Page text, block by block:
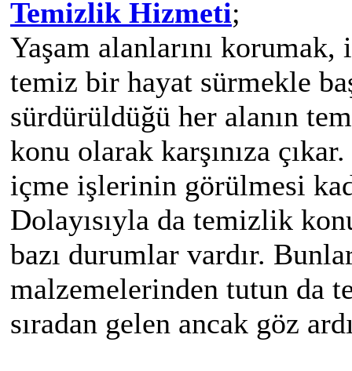
Temizlik Hizmeti;
Yaşam alanlarını
temiz bir hayat sürmekle
sürdürüldüğü her alanın
konu olarak karşınıza
içme işlerinin görülmesi
Dolayısıyla da temizlik
bazı durumlar vardır.
malzemelerinden tutun da
sıradan gelen ancak göz